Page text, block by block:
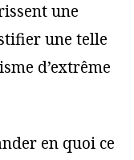
une
une telle
d’extrême
en quoi ce